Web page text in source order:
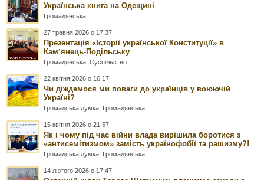
Українська книга на Одещині
Громадянська
27 травня 2026 о 17:37
Презентація «Історії української Конституції» в
Камʼянець-Подільську
Громадянська ,Суспільство
22 квітня 2026 о 16:17
Чи діждемося ми поваги до українців у воюючій
Україні?
Громадська думка Громадянська
15 квітня 2026 о 21:57
Як і чому під час війни влада вирішила боротися з
«антисемітизмом» замість українофобії та рашизму?!
Громадська думка Громадянська
14 лютого 2026 о 17:47